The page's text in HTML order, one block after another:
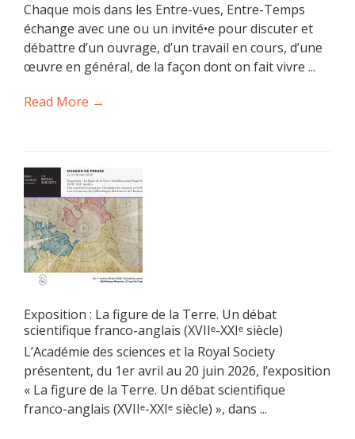
Chaque mois dans les Entre-vues, Entre-Temps
échange avec une ou un invité•e pour discuter et
débattre d’un ouvrage, d’un travail en cours, d’une
œuvre en général, de la façon dont on fait vivre ...
Read More →
Exposition : La figure de la Terre. Un débat
scientifique franco-anglais (XVIIᵉ-XXIᵉ siècle)
L’Académie des sciences et la Royal Society
présentent, du 1er avril au 20 juin 2026, l’exposition
« La figure de la Terre. Un débat scientifique
franco-anglais (XVIIᵉ-XXIᵉ siècle) », dans ...